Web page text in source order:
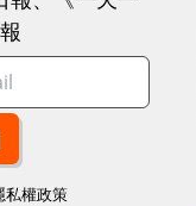
私權政策